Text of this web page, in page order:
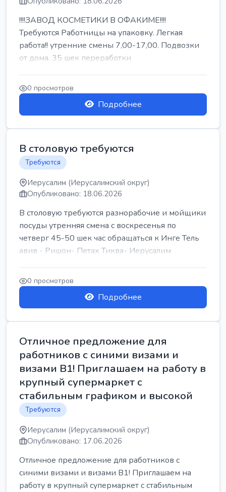
!!!!ЗАВОД КОСМЕТИКИ В ОФАКИМЕ!!!!
Требуются Работницы на упаковку. Легкая
работа!! утренние смены 7,00-17,00. Подвозки
от дома. 35 шек переработки
0 просмотров
Подробнее
В столовую требуются
Требуются
Иерусалим (Иерусалимский округ)
Опубликовано: 18.06.2026
В столовую требуются разнорабочие и мойщики
посуды утренняя смена с воскресенья по
четверг 45-50 шек час обращаться к Инге Тель
авив - Ришон- Петах Тиква- Иерусалим
0 просмотров
Подробнее
Отличное предложение для
работников с синими визами и
визами B1! Приглашаем на работу в
крупный супермаркет с
стабильным графиком и высокой
Требуются
Иерусалим (Иерусалимский округ)
Опубликовано: 17.06.2026
Отличное предложение для работников с
синими визами и визами B1! Приглашаем на
работу в крупный супермаркет с стабильным